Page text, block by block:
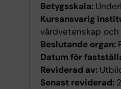
Betygsskala:
Kursansvarig
vårdvetenskap och
Beslutande organ:
Datum för
Reviderad av:
Senast reviderad: